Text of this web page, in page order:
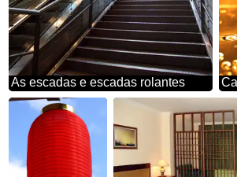
As escadas e escadas rolantes